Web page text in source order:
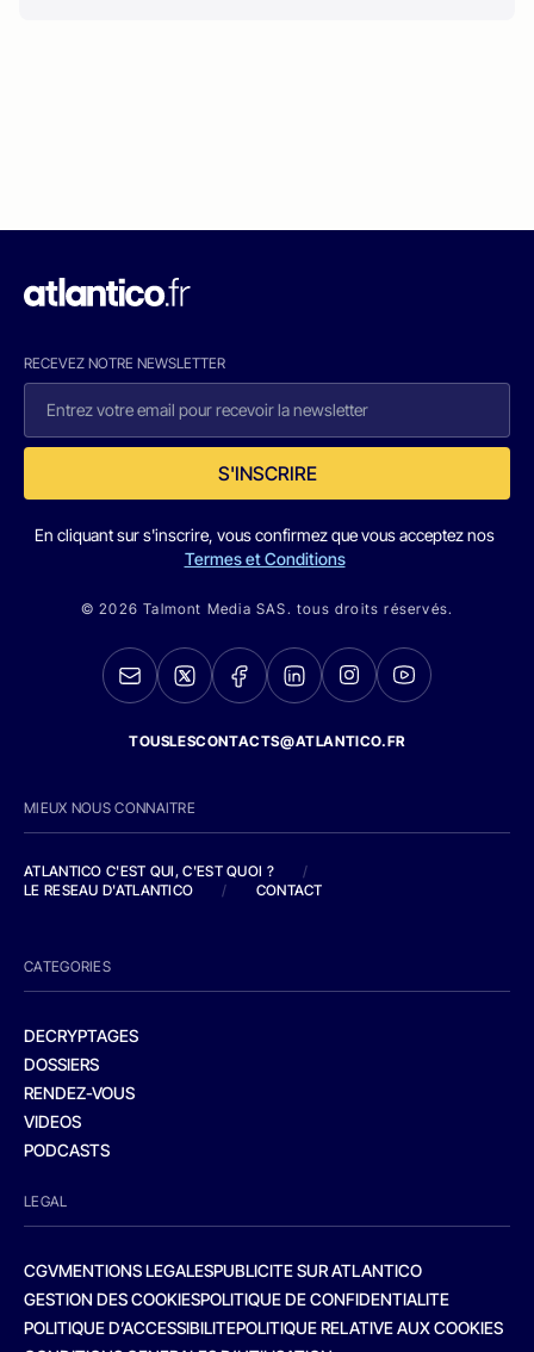
RECEVEZ NOTRE NEWSLETTER
S'INSCRIRE
En cliquant sur s'inscrire, vous confirmez que vous acceptez nos
Termes et Conditions
© 2026 Talmont Media SAS. tous droits réservés.
TOUSLESCONTACTS@ATLANTICO.FR
MIEUX NOUS CONNAITRE
ATLANTICO C'EST QUI, C'EST QUOI ?
/
LE RESEAU D'ATLANTICO
/ CONTACT
CATEGORIES
DECRYPTAGES
DOSSIERS
RENDEZ-VOUS
VIDEOS
PODCASTS
LEGAL
CGVMENTIONS LEGALESPUBLICITE SUR ATLANTICO
GESTION DES COOKIESPOLITIQUE DE CONFIDENTIALITE
POLITIQUE D’ACCESSIBILITEPOLITIQUE RELATIVE AUX COOKIES